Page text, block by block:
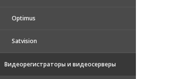
Optimus
Satvision
Видеорегистраторы и видеосерверы